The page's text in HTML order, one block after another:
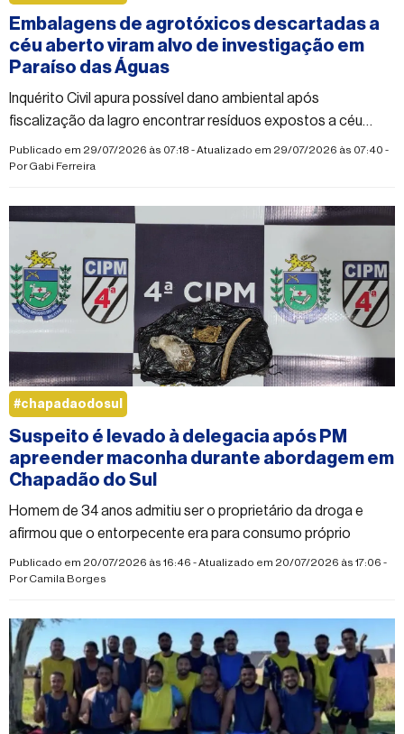
Embalagens de agrotóxicos descartadas a
céu aberto viram alvo de investigação em
Paraíso das Águas
Inquérito Civil apura possível dano ambiental após
fiscalização da Iagro encontrar resíduos expostos a céu
aberto
Publicado em 29/07/2026 às 07:18 - Atualizado em 29/07/2026 às 07:40 -
PorGabi Ferreira
Suspeito é levado à delegacia após PM
apreender maconha durante abordagem em
Chapadão do Sul
Homem de 34 anos admitiu ser o proprietário da droga e
afirmou que o entorpecente era para consumo próprio
Publicado em 20/07/2026 às 16:46 - Atualizado em 20/07/2026 às 17:06 -
PorCamila Borges
#chapadaodosul